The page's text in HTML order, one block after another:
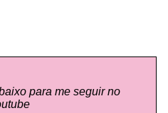
para me seguir no